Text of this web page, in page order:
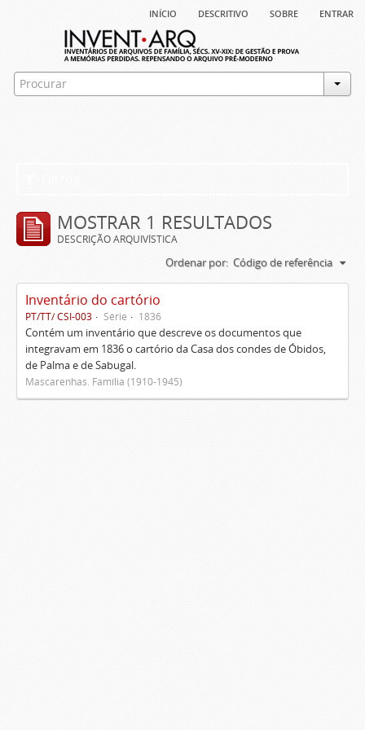
início descritivo sobre entrar
MOSTRAR 1 RESULTADOS
DESCRIÇÃO ARQUIVÍSTICA
Ordenar por: Código de referência
Inventário do cartório
PT/TT/ CSI-003 Série 1836
Contém um inventário que descreve os documentos que
integravam em 1836 o cartório da Casa dos condes de Óbidos,
de Palma e de Sabugal.
Mascarenhas. Família (1910-1945)